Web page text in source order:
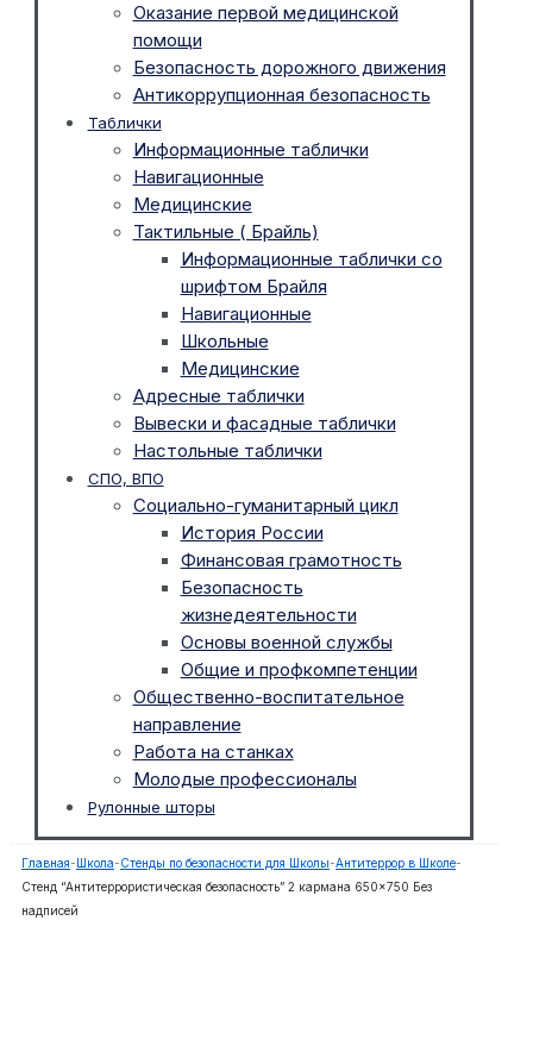
Оказание первой медицинской
помощи
Безопасность дорожного движения
Антикоррупционная безопасность
Таблички
Информационные таблички
Навигационные
Медицинские
Тактильные ( Брайль)
Информационные таблички со
шрифтом Брайля
Навигационные
Школьные
Медицинские
Адресные таблички
Вывески и фасадные таблички
Настольные таблички
СПО, ВПО
Социально-гуманитарный цикл
История России
Финансовая грамотность
Безопасность
жизнедеятельности
Основы военной службы
Общие и профкомпетенции
Общественно-воспитательное
направление
Работа на станках
Молодые профессионалы
Рулонные шторы
Главная- Школа-Стенды по безопасности для Школы-Антитеррор в Школе-
Стенд “Антитеррористическая безопасность” 2 кармана 650×750 Без
надписей